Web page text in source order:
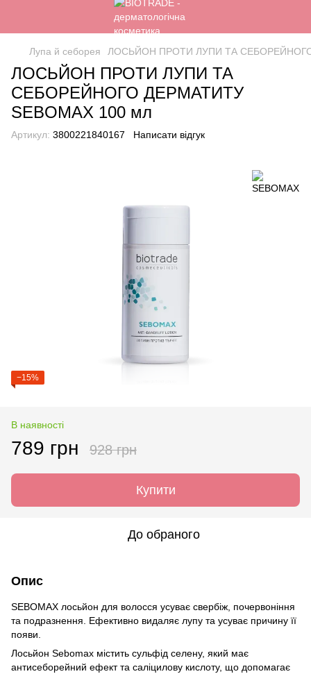
Лупа й себорея ЛОСЬЙОН ПРОТИ ЛУПИ ТА СЕБОРЕЙНОГО
ЛОСЬЙОН ПРОТИ ЛУПИ ТА
СЕБОРЕЙНОГО ДЕРМАТИТУ
SEBOMAX 100 мл
Артикул: 3800221840167 Написати відгук
−15%
В наявності
789 грн 928 грн
Купити
До обраного
Опис
SEBOMAX лосьйон для волосся усуває свербіж, почервоніння
та подразнення. Ефективно видаляє лупу та усуває причину її
появи.
Лосьйон Sebomax містить сульфід селену, який має
антисеборейний ефект та саліцилову кислоту, що допомагає